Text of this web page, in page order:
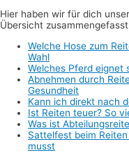
Hier haben wir für dich
Übersicht
Welche Hose zum
Wahl
Welches Pferd eignet
Abnehmen durch
Gesundheit
Kann ich direkt nach
Ist Reiten teuer? So
Was ist
Sattelfest beim
musst